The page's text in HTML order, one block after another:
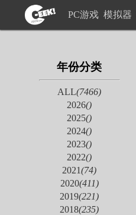
PC游戏 模拟器
年份分类
ALL(7466)
2026()
2025()
2024()
2023()
2022()
2021(74)
2020(411)
2019(221)
2018(235)